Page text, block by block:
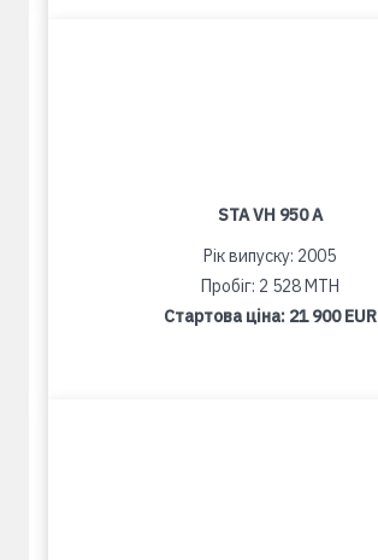
STA VH 950 A
Рік випуску: 2005
Пробіг: 2 528 MTH
Стартова ціна: 21 900 EUR